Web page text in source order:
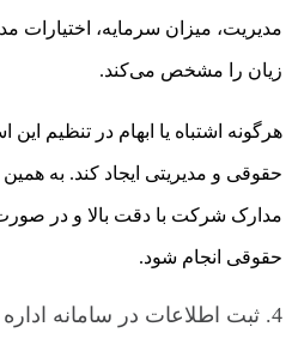
مدیریت، میزان سرمایه، اختیارات
زیان را مشخص می‌کند.
هرگونه اشتباه یا ابهام در تنظیم
حقوقی و مدیریتی ایجاد کند. به
مدارک شرکت با دقت بالا و در
حقوقی انجام شود.
4. ثبت اطلاعات در سامانه اداره ثبت شرکت‌ها